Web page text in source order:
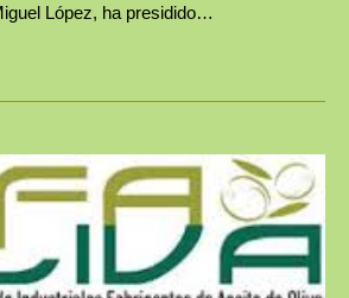
López, ha presidido…